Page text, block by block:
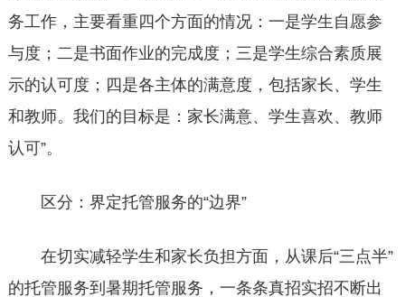
务工作，主要看重四个方面的情况：一是学生自愿参
与度；二是书面作业的完成度；三是学生综合素质展
示的认可度；四是各主体的满意度，包括家长、学生
和教师。我们的目标是：家长满意、学生喜欢、教师
认可”。
区分：界定托管服务的“边界”
在切实减轻学生和家长负担方面，从课后“三点半”
的托管服务到暑期托管服务，一条条真招实招不断出